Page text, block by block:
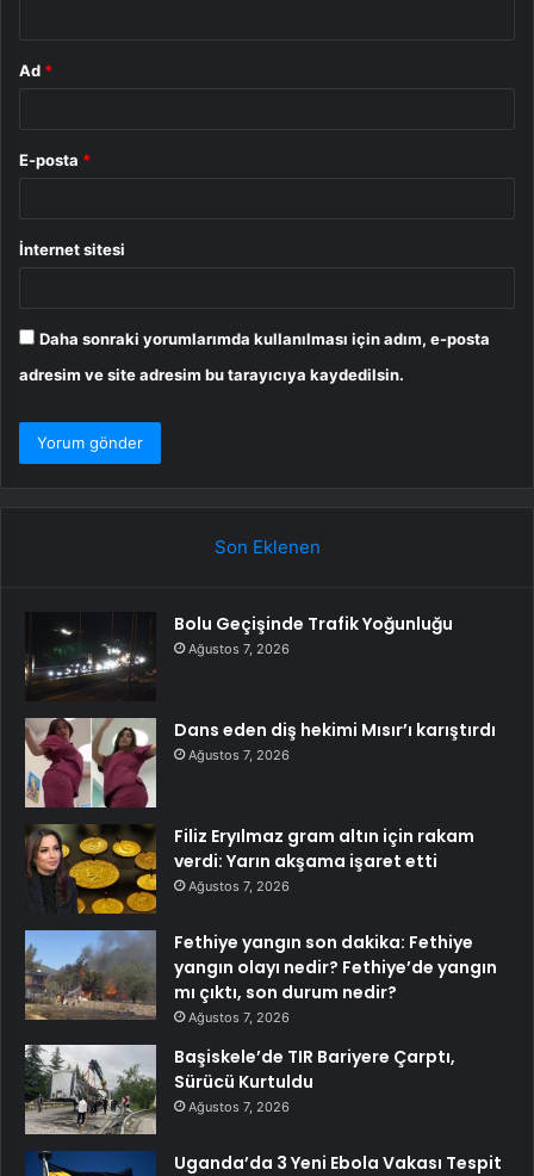
Ad *
E-posta *
İnternet sitesi
Daha sonraki yorumlarımda kullanılması için adım, e-posta
adresim ve site adresim bu tarayıcıya kaydedilsin.
Son Eklenen
Bolu Geçişinde Trafik Yoğunluğu
Ağustos 7, 2026
Dans eden diş hekimi Mısır’ı karıştırdı
Ağustos 7, 2026
Filiz Eryılmaz gram altın için rakam
verdi: Yarın akşama işaret etti
Ağustos 7, 2026
Fethiye yangın son dakika: Fethiye
yangın olayı nedir? Fethiye’de yangın
mı çıktı, son durum nedir?
Ağustos 7, 2026
Başiskele’de TIR Bariyere Çarptı,
Sürücü Kurtuldu
Ağustos 7, 2026
Uganda’da 3 Yeni Ebola Vakası Tespit